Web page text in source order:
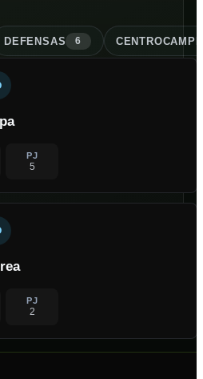
DEFENSAS 6
PJ
5
PJ
2